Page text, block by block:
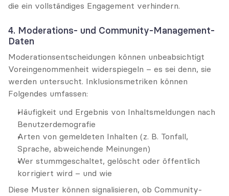
die ein vollständiges Engagement verhindern.
4. Moderations- und Community-Management-
Daten
Moderationsentscheidungen können unbeabsichtigt
Voreingenommenheit widerspiegeln – es sei denn, sie
werden untersucht. Inklusionsmetriken können
Folgendes umfassen:
Häufigkeit und Ergebnis von Inhaltsmeldungen nach
Benutzerdemografie
Arten von gemeldeten Inhalten (z. B. Tonfall,
Sprache, abweichende Meinungen)
Wer stummgeschaltet, gelöscht oder öffentlich
korrigiert wird – und wie
Diese Muster können signalisieren, ob Community-